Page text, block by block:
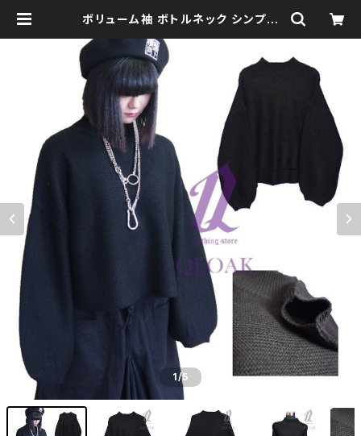
ボリューム袖 ボトルネック シンプル
クコーデ 黒コーデ モード 系 ゴス ゴ
シック ゴスロリ パンク ロック Ｖ 系
韓国ファッション ストリート系 原宿 q
to110022 | clothingstore QLO
AK -クローク-
1/5